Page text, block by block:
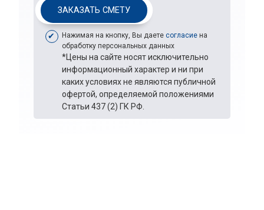
ЗАКАЗАТЬ СМЕТУ
Нажимая на кнопку, Вы даете согласие на
обработку персональных данных
*Цены на сайте носят исключительно
информационный характер и ни при
каких условиях не являются публичной
офертой, определяемой положениями
Статьи 437 (2) ГК РФ.